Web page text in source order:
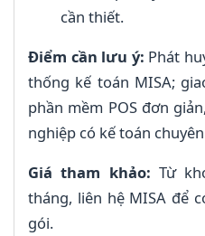
cần thiết.
Điểm cần lưu ý: Phát
thống kế toán MISA;
phần mềm POS đơn
nghiệp có kế toán
Giá tham khảo: Từ
tháng, liên hệ MISA để
gói.